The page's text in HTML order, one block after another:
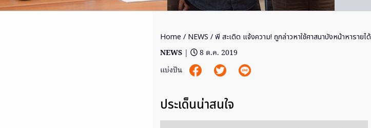
Home / NEWS / พี สะเดิ​ด​ แจ้งความ! ถูกล่าวหาใช้ศาสนา​บังหน้า​หารายได้
NEWS |
8 ต.ค. 2019
แบ่งปัน
ประเด็นน่าสนใจ